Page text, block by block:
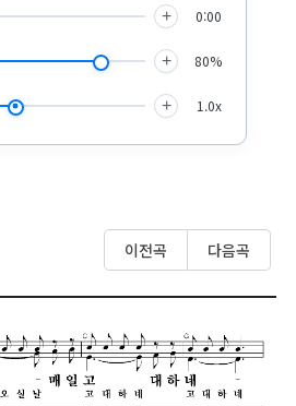
+ 0:00
+ 80%
+ 1.0x
이전곡 다음곡